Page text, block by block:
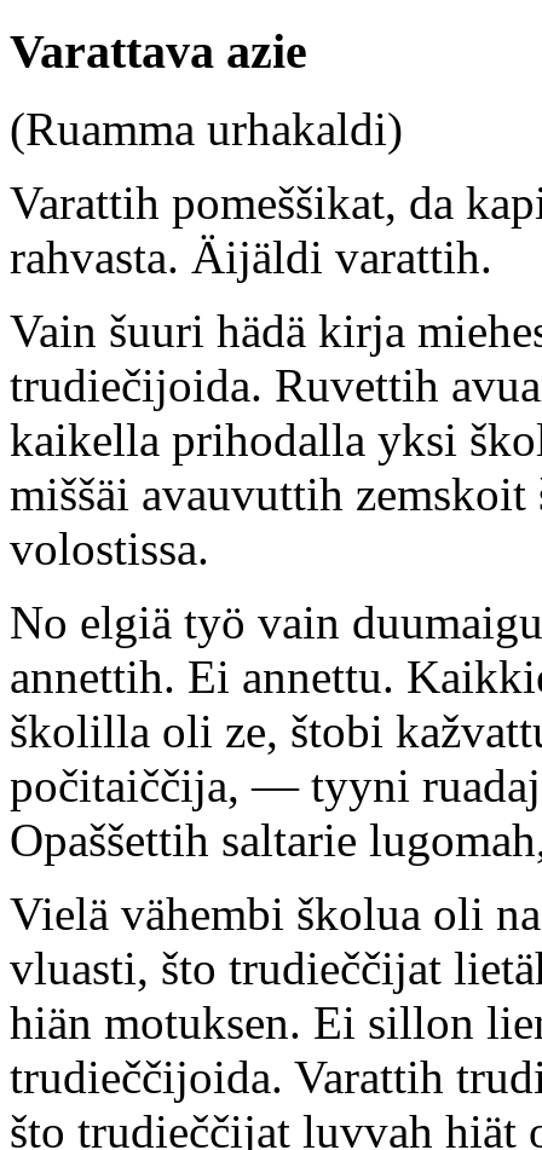
Varattava azie
(Ruamma urhakaldi)
Varattih pomeššikat, da
rahvasta. Äijäldi varattih.
Vain šuuri hädä kirja
trudiečijoida. Ruvettih
kaikella prihodalla yksi
miššäi avauvuttih
volostissa.
No elgiä työ vain
annettih. Ei annettu.
školilla oli ze, štobi
počitaiččija, — tyyni
Opaššettih saltarie
Vielä vähembi školua oli
vluasti, što trudieččijat
hiän motuksen. Ei sillon
trudieččijoida. Varattih
što trudieččijat luvvah